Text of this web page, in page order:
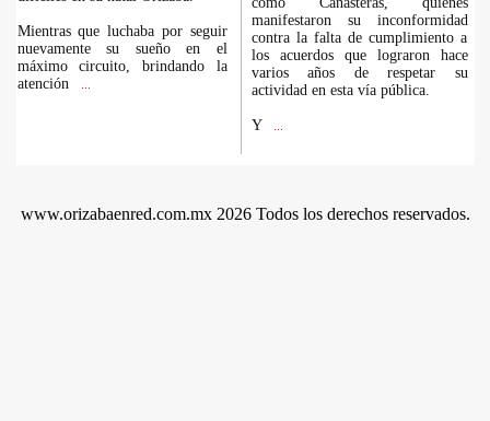
Mientras que luchaba por seguir
nuevamente su sueño en el
máximo circuito, brindando la
atención
manifestaron su inconformidad
contra la falta de cumplimiento a
los acuerdos que lograron hace
varios años de respetar su
actividad en esta vía pública.
Y
www.orizabaenred.com.mx 2026 Todos los derechos reservados.